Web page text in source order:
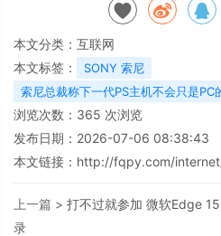
本文分类： 互联网
本文标签：
SONY 索尼
索尼总裁称下一代PS主机不会只是PC
浏览次数： 365 次浏览
发布日期：2026-07-06 08:38:43
本文链接： http://fqpy.com/
上一篇 > 打不过就参加 微软Edge
录